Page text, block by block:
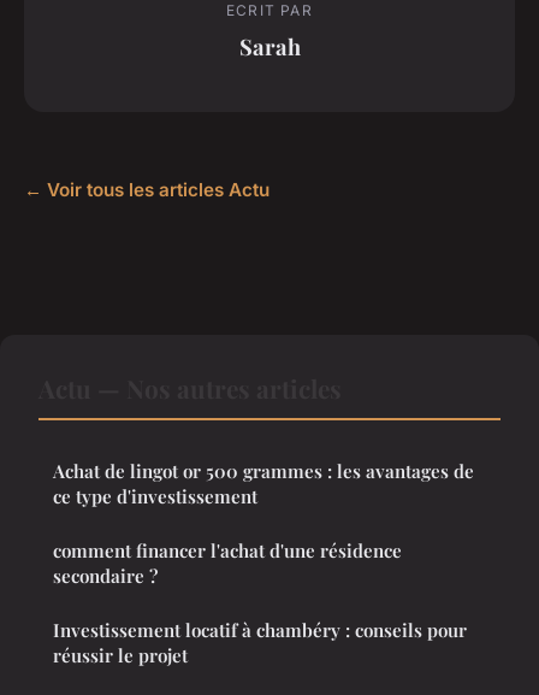
ECRIT PAR
Sarah
← Voir tous les articles Actu
Achat de lingot or 500 grammes : les avantages de
ce type d'investissement
comment financer l'achat d'une résidence
secondaire ?
Investissement locatif à chambéry : conseils pour
réussir le projet